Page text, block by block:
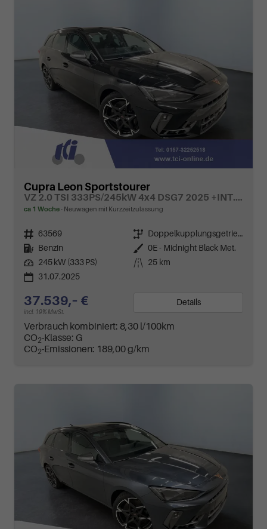
Cupra Leon Sportstourer
VZ 2.0 TSI 333PS/245kW 4x4 DSG7 2025 +INT. DRIVE+MATRIX+AHK+Erweiterte Garantie.
ca 1 Woche Neuwagen mit Kurzzeitzulassung
Fahrzeugnr. 63569 Getriebe
Doppelkupplungsgetriebe (DSG)
Kraftstoff
Benzin Außenfarbe 0E - Midnight Black Met.
Leistung 245 kW (333 PS) Kilometerstand
25 km
31.07.2025
37.539,– €
incl. 19% MwSt.
Details
Verbrauch kombiniert: 8,30 l/100km
CO2-Klasse: G
CO2-Emissionen: 189,00 g/km